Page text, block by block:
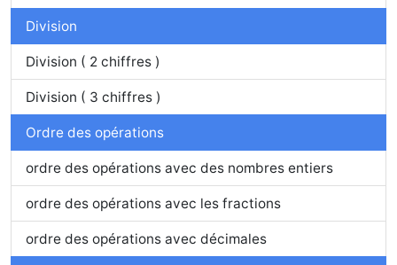
Division
Division ( 2 chiffres )
Division ( 3 chiffres )
Ordre des opérations
ordre des opérations avec des nombres entiers
ordre des opérations avec les fractions
ordre des opérations avec décimales